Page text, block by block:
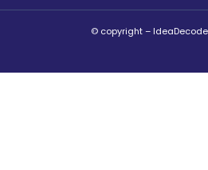
© copyright –